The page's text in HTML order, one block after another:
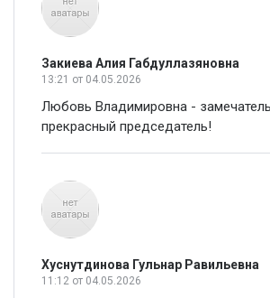
Закиева Алия Габдуллазяновна
13:21 от 04.05.2026
Любовь Владимировна -
прекрасный председатель!
Хуснутдинова Гульнар Равильевна
11:12 от 04.05.2026